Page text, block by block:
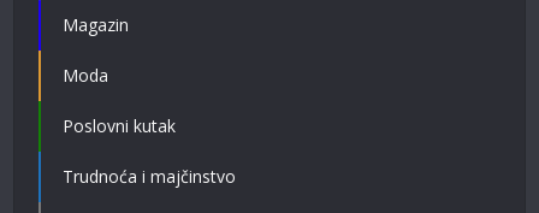
Magazin
Moda
Poslovni kutak
Trudnoća i majčinstvo